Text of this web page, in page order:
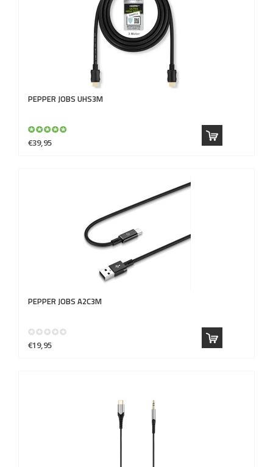
PEPPER JOBS UHS3M
€39,95
PEPPER JOBS A2C3M
€19,95